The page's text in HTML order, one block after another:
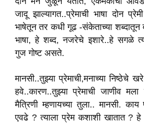
जादू झाल्यागत..प्रेमाची भाषा दोन
भाषेतून तर कधी गूढ -संकेताच्या शब्दातून
भाषा, हे शब्द, नजरेचे इशारे..हे सगळे
गुज गोष्ट असते.
मानसी..तुझ्या प्रेमाची,मनाच्या निष्ठेचे
हवे..कारण..तुझ्या प्रेमाची जाणीव मला
मैत्रिणी म्हणायच्या तुला.. मानसी.
एवढे ? त्याला प्रेम कशाशी खातात ? हे